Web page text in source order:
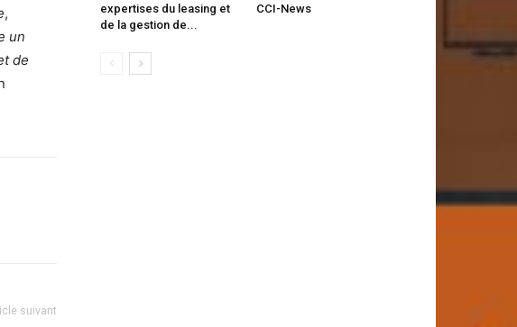
,
un
de
suivant
expertises du leasing et
de la gestion de...
CCI-News